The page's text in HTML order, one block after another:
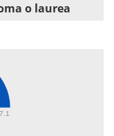
o laurea